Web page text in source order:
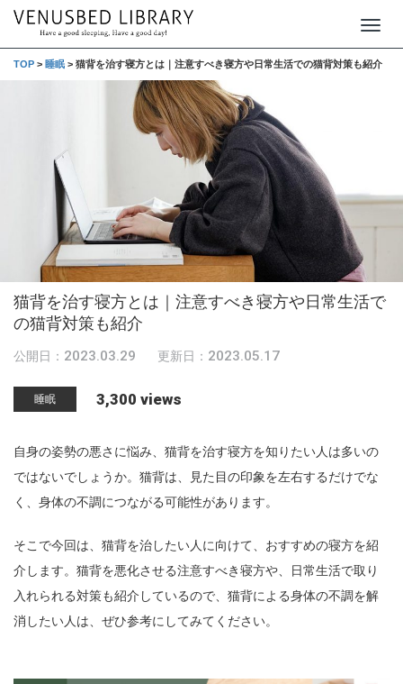
o
TOP > 睡眠 > 猫背を治す寝方とは｜注意すべき寝方や日常生活での猫背対策も紹介
猫背を治す寝方とは｜注意すべき寝方や日常生活で
の猫背対策も紹介
公開日： 2023.03.29 更新日： 2023.05.17
睡眠 3,300 views
自身の姿勢の悪さに悩み、猫背を治す寝方を知りたい人は多いの
ではないでしょうか。猫背は、見た目の印象を左右するだけでな
く、身体の不調につながる可能性があります。
そこで今回は、猫背を治したい人に向けて、おすすめの寝方を紹
介します。猫背を悪化させる注意すべき寝方や、日常生活で取り
入れられる対策も紹介しているので、猫背による身体の不調を解
消したい人は、ぜひ参考にしてみてください。